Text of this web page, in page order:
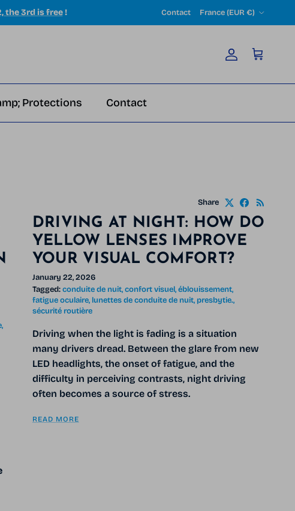
the 3rd is free ! Contact France (EUR €)
Account
Cart
Protections Contact
Share
DRIVING AT NIGHT: HOW DO
YELLOW LENSES IMPROVE
YOUR VISUAL COMFORT?
January 22, 2026
Tagged:conduite de nuit confort visuel éblouissement
fatigue oculaire lunettes de conduite de nuit presbytie.
sécurité routière
Driving when the light is fading is a situation
many drivers dread. Between the glare from new
LED headlights, the onset of fatigue, and the
difficulty in perceiving contrasts, night driving
often becomes a source of stress.
READ MORE